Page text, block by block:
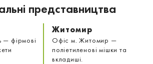
представництва
— фірмові
Житомир
Офіс м. Житомир —
поліетиленові мішки та
вкладиші.